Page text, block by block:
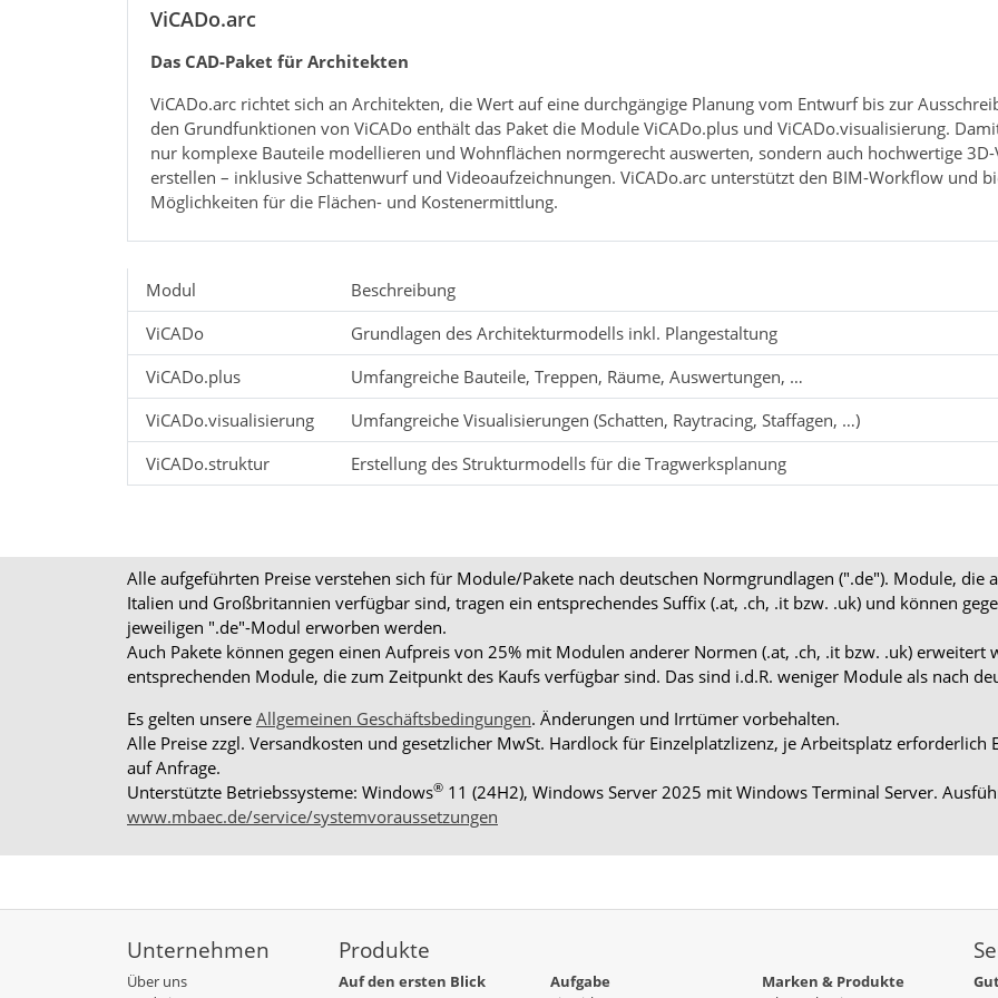
ViCADo.arc
Das CAD-Paket für Architekten
ViCADo.arc richtet sich an Architekten, die Wert auf eine durchgängige Planung vom Entwurf bis zur
den Grundfunktionen von ViCADo enthält das Paket die Module ViCADo.plus und ViCADo.visualisierung. Damit
nur komplexe Bauteile modellieren und Wohnflächen normgerecht auswerten, sondern auch hochwertige 3D-
erstellen – inklusive Schatten­wurf und Videoaufzeichnungen. ViCADo.arc unterstützt den BIM-Workflow und
Möglichkeiten für die Flächen- und Kostenermittlung.
Modul Beschreibung
ViCADo
Grundlagen des Architekturmodells inkl. Plangestaltung
ViCADo.plus
Umfangreiche Bauteile, Treppen, Räume, Auswertungen, …
ViCADo.visualisierung
Umfangreiche Visualisierungen (Schatten, Raytracing, Staffagen, …)
ViCADo.struktur
Erstellung des Strukturmodells für die Tragwerksplanung
Alle aufgeführten Preise verstehen sich für Module/Pakete nach deutschen Normgrundlagen (".de"). Module, die
Italien und Großbritannien verfügbar sind, tragen ein entsprechendes Suffix (.at, .ch, .it bzw. .uk) und können
jeweiligen ".de"-Modul erworben werden.
Auch Pakete können gegen einen Aufpreis von 25% mit Modulen anderer Normen (.at, .ch, .it bzw. .uk) erweitert
entsprechenden Module, die zum Zeitpunkt des Kaufs verfügbar sind. Das sind i.d.R. weniger Module als nach
Es gelten unsere Allgemeinen Geschäftsbedingungen. Änderungen und Irrtümer vorbehalten.
Alle Preise zzgl. Versandkosten und gesetzlicher MwSt. Hardlock für Einzelplatzlizenz, je Arbeitsplatz erforderlich
auf Anfrage.
Unterstützte Betriebssysteme: Windows® 11 (24H2), Windows Server 2025 mit Windows Terminal Server.
www.mbaec.de/service/systemvoraussetzungen
Unternehmen
Über uns
Produkte
Auf den ersten Blick
Aufgabe
Marken & Produkte